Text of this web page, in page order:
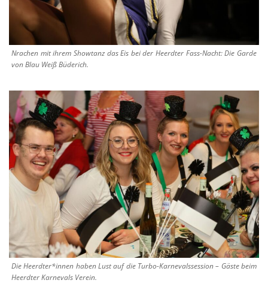
Nrachen mit ihrem Showtanz das Eis bei der Heerdter Fass-Nacht: Die Garde
von Blau Weiß Büderich.
Die Heerdter*innen haben Lust auf die Turbo-Karnevalssession – Gäste beim
Heerdter Karnevals Verein.